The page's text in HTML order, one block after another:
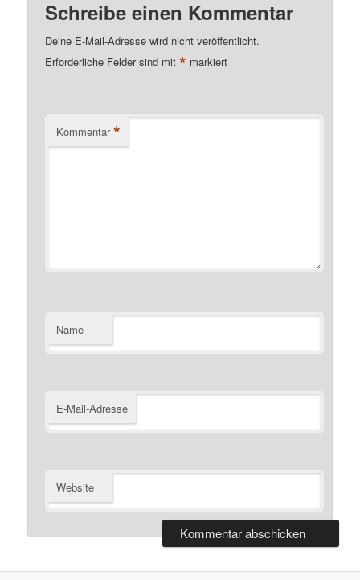
Schreibe einen Kommentar
Deine E-Mail-Adresse wird nicht veröffentlicht.
Erforderliche Felder sind mit* markiert
Kommentar *
Name
E-Mail-Adresse
Website